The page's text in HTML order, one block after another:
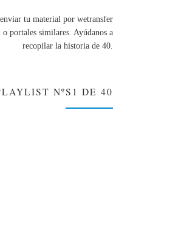
enviar tu material por wetransfer
o portales similares. Ayúdanos a
recopilar la historia de 40.
NºS1 DE 40